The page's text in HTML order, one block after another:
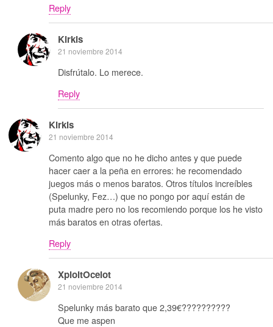
Reply
Kirkis
21 noviembre 2014
Disfrútalo. Lo merece.
Reply
Kirkis
21 noviembre 2014
Comento algo que no he dicho antes y que puede
hacer caer a la peña en errores: he recomendado
juegos más o menos baratos. Otros títulos increíbles
(Spelunky, Fez…) que no pongo por aquí están de
puta madre pero no los recomiendo porque los he visto
más baratos en otras ofertas.
Reply
XploitOcelot
21 noviembre 2014
Spelunky más barato que 2,39€??????????
Que me aspen